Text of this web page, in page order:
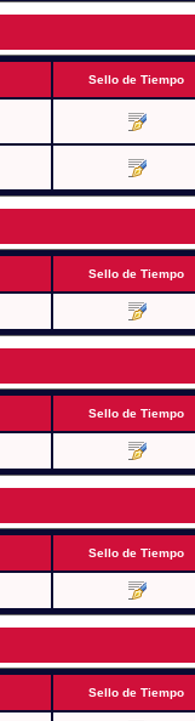
Sello de Tiempo
Sello de Tiempo
Sello de Tiempo
Sello de Tiempo
Sello de Tiempo